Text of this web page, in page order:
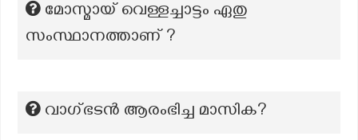
മോസ്മായ് വെള്ളച്ചാട്ടം ഏതു
സംസ്ഥാനത്താണ് ?
വാഗ്ഭടന്‍ ആരംഭിച്ച മാസിക?